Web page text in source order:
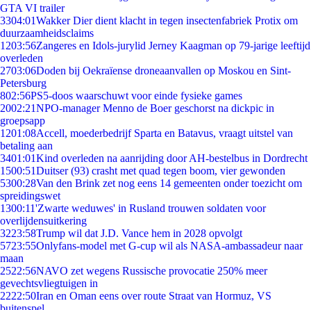
GTA VI trailer
3304:01Wakker Dier dient klacht in tegen insectenfabriek Protix om
duurzaamheidsclaims
1203:56Zangeres en Idols-jurylid Jerney Kaagman op 79-jarige leeftijd
overleden
2703:06Doden bij Oekraïense droneaanvallen op Moskou en Sint-
Petersburg
802:56PS5-doos waarschuwt voor einde fysieke games
2002:21NPO-manager Menno de Boer geschorst na dickpic in
groepsapp
1201:08Accell, moederbedrijf Sparta en Batavus, vraagt uitstel van
betaling aan
3401:01Kind overleden na aanrijding door AH-bestelbus in Dordrecht
1500:51Duitser (93) crasht met quad tegen boom, vier gewonden
5300:28Van den Brink zet nog eens 14 gemeenten onder toezicht om
spreidingswet
1300:11'Zwarte weduwes' in Rusland trouwen soldaten voor
overlijdensuitkering
3223:58Trump wil dat J.D. Vance hem in 2028 opvolgt
5723:55Onlyfans-model met G-cup wil als NASA-ambassadeur naar
maan
2522:56NAVO zet wegens Russische provocatie 250% meer
gevechtsvliegtuigen in
2222:50Iran en Oman eens over route Straat van Hormuz, VS